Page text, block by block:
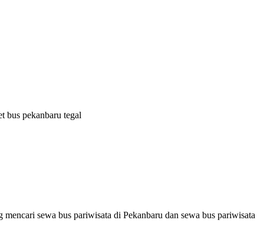
bus pekanbaru tegal
sewa bus pariwisata di Pekanbaru dan sewa bus pariwisata